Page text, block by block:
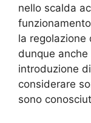
nello scalda
la regolazione
dunque
introduzione
considerare
sono